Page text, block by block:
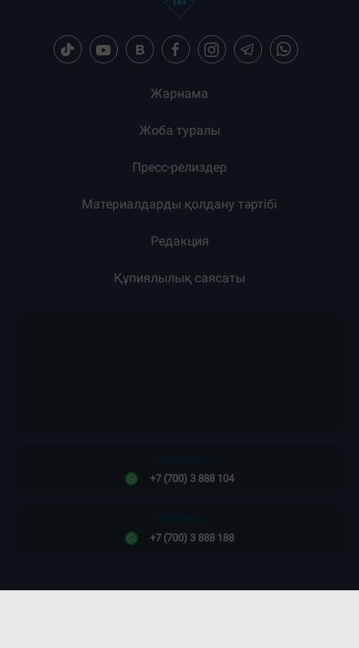
Жарнама
Жоба туралы
Пресс-релиздер
Материалдарды қолдану тәртібі
Редакция
Құпиялылық саясаты
+7 (700) 3 888 104
+7 (700) 3 888 188